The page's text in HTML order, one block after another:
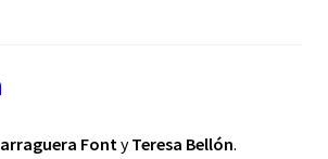
FontyTeresa Bellón.